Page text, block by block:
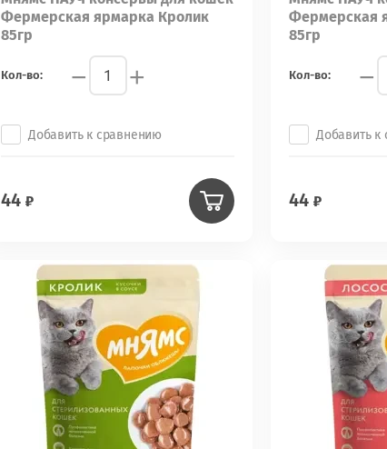
Фермерская ярмарка Кролик
85гр
Кол-во: − +
Добавить к сравнению
44
Фермерская
85гр
Кол-во: −
Добавить к
44